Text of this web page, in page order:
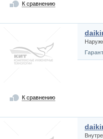
К сравнению
К сравнению